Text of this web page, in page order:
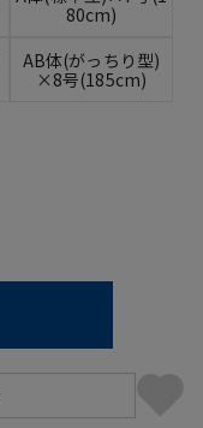
80cm)
AB体(がっちり型)
×8号(185cm)